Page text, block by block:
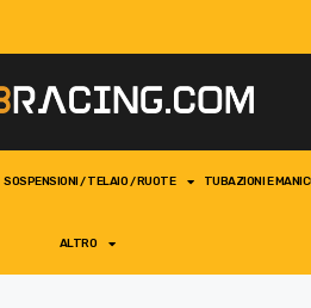
SOSPENSIONI / TELAIO / RUOTE TUBAZIONI E
ALTRO